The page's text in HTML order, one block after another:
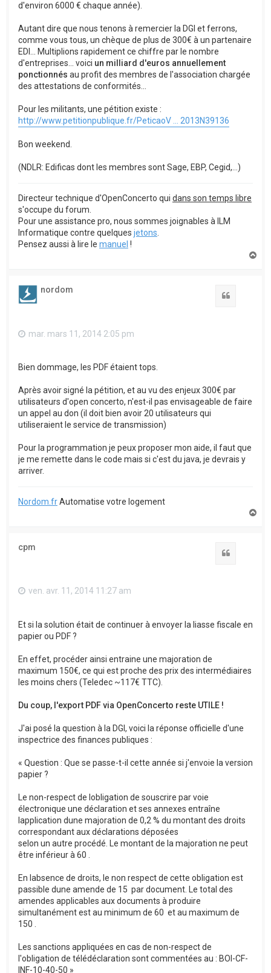
d'environ 6000 € chaque année).
Autant dire que nous tenons à remercier la DGI et ferrons,
comme vous tous, un chèque de plus de 300€ à un partenaire
EDI... Multiplions rapidement ce chiffre par le nombre
d'entreprises... voici un milliard d'euros annuellement
ponctionnés au profit des membres de l'association chargée
des attestations de conformités...
Pour les militants, une pétition existe :
http://www.petitionpublique.fr/PeticaoV ... 2013N39136
Bon weekend.
(NDLR: Edificas dont les membres sont Sage, EBP, Cegid,...)
Directeur technique d'OpenConcerto qui dans son temps libre
s'occupe du forum.
Pour une assistance pro, nous sommes joignables à ILM
Informatique contre quelques jetons.
Pensez aussi à lire le manuel !
nordom
mar. mars 11, 2014 2:05 pm
Bien dommage, les PDF étaient tops.
Après avoir signé la pétition, et au vu des enjeux 300€ par
utilisateurs d'open concerto, n'est-il pas envisageable de faire
un appel au don (il doit bien avoir 20 utilisateurs qui
utiliseraient le service de transmission)
Pour la programmation je peux proposer mon aide, il faut que
je me remette dans le code mais si c'est du java, je devrais y
arriver.
Nordom.frAutomatise votre logement
cpm
ven. avr. 11, 2014 11:27 am
Et si la solution était de continuer à envoyer la liasse fiscale en
papier ou PDF ?
En effet, procéder ainsi entraine une majoration de
maximum 150€, ce qui est proche des prix des intermédiaires
les moins chers (Teledec ~117€ TTC).
Du coup, l'export PDF via OpenConcerto reste UTILE !
J'ai posé la question à la DGI, voici la réponse officielle d'une
inspectrice des finances publiques :
« Question : Que se passe-t-il cette année si j'envoie la version
papier ?
Le non-respect de lobligation de souscrire par voie
électronique une déclaration et ses annexes entraîne
lapplication dune majoration de 0,2 % du montant des droits
correspondant aux déclarations déposées
selon un autre procédé. Le montant de la majoration ne peut
être inférieur à 60 .
En labsence de droits, le non respect de cette obligation est
passible dune amende de 15  par document. Le total des
amendes applicables aux documents à produire
simultanément est au minimum de 60  et au maximum de
150 .
Les sanctions appliquées en cas de non-respect de
l'obligation de télédéclaration sont commentées au : BOI-CF-
INF-10-40-50 »